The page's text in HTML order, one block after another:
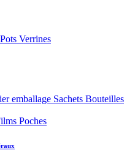
Verrines
emballage Sachets Bouteilles
Poches